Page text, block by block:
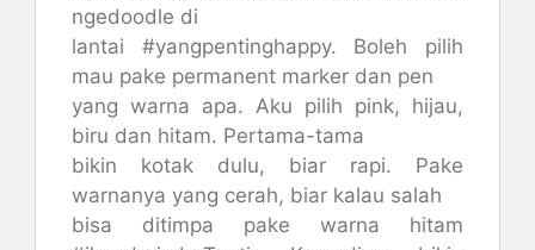
ngedoodle di
lantai #yangpentinghappy. Boleh pilih
mau pake permanent marker dan pen
yang warna apa. Aku pilih pink, hijau,
biru dan hitam. Pertama-tama
bikin kotak dulu, biar rapi. Pake
warnanya yang cerah, biar kalau salah
bisa ditimpa pake warna hitam